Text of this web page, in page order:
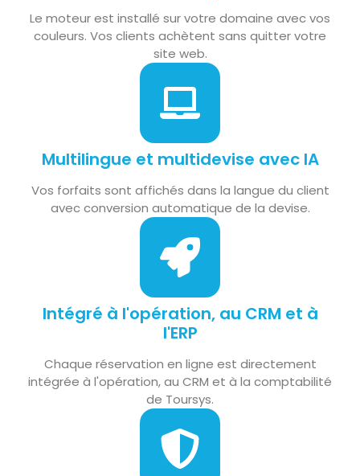
Le moteur est installé sur votre domaine avec vos
couleurs. Vos clients achètent sans quitter votre
site web.
Multilingue et multidevise avec IA
Vos forfaits sont affichés dans la langue du client
avec conversion automatique de la devise.
Intégré à l'opération, au CRM et à
l'ERP
Chaque réservation en ligne est directement
intégrée à l'opération, au CRM et à la comptabilité
de Toursys.